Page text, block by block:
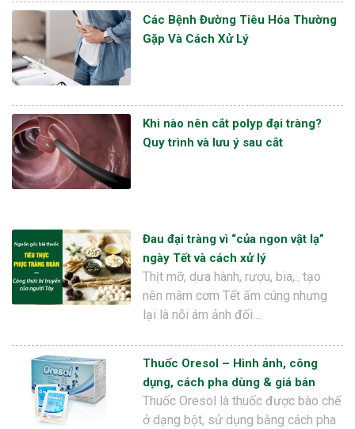
Các Bệnh Đường Tiêu Hóa Thường
Gặp Và Cách Xử Lý
Khi nào nên cắt polyp đại tràng?
Quy trình và lưu ý sau cắt
Đau đại tràng vì “của ngon vật lạ”
ngày Tết và cách xử lý
Thịt mỡ, dưa hành, rượu, bia,.. tạo
nên mâm cơm Tết ấm cúng nhưng
lại là nỗi ám ảnh đối…
Thuốc Oresol – Hình ảnh, công
dụng, cách pha dùng & giá bán
Thuốc Oresol là thuốc được bào chế
ở dạng bột, sử dụng bằng cách pha